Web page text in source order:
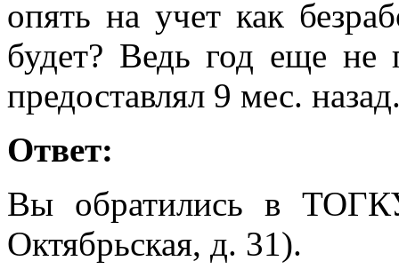
опять на учет как
будет? Ведь год еще
предоставлял 9 мес.
Ответ:
Вы обратились в
Октябрьская, д. 31).